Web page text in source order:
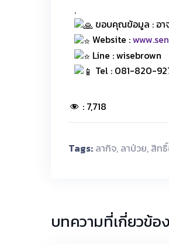
.
ขอบคุณข้อมูล : อา
Website :
Line : wisebrown
Tel : 081-820-
: 7,718
Tags: ลากิจ, ลาป่วย, สิท
บทความที่เกี่ยวข้อง